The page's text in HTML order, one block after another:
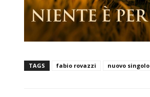
TAGS fabio rovazzi nuovo singolo